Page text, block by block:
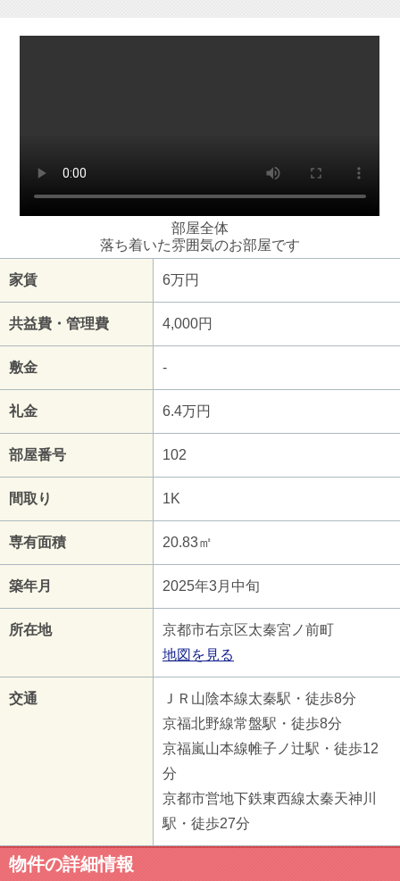
部屋全体
落ち着いた雰囲気のお部屋です
家賃 6万円
共益費・管理費 4,000円
敷金 -
礼金 6.4万円
部屋番号 102
間取り 1K
専有面積 20.83㎡
築年月 2025年3月中旬
所在地
京都市右京区太秦宮ノ前町
地図を見る
交通
ＪＲ山陰本線太秦駅・徒歩8分
京福北野線常盤駅・徒歩8分
京福嵐山本線帷子ノ辻駅・徒歩12
分
京都市営地下鉄東西線太秦天神川
駅・徒歩27分
物件の詳細情報